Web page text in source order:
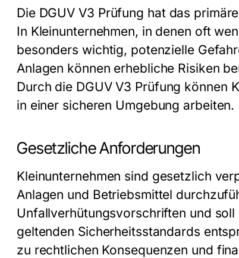
Die DGUV V3 Prüfung hat das
In Kleinunternehmen, in denen oft
besonders wichtig, potenzielle
Anlagen können erhebliche Risiken
Durch die DGUV V3 Prüfung können
in einer sicheren Umgebung arbeiten.
Gesetzliche Anforderungen
Kleinunternehmen sind gesetzlich
Anlagen und Betriebsmittel
Unfallverhütungsvorschriften und
geltenden Sicherheitsstandards
zu rechtlichen Konsequenzen und